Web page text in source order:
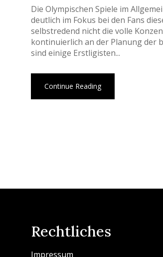
Die Olympischen Spiele im
deutlich im Fokus bei den Fans
selbstredend nicht die volle
kontinuierlich an der Planung der
sind einige Erstligisten...
Continue Reading
Rechtliches
Impressum